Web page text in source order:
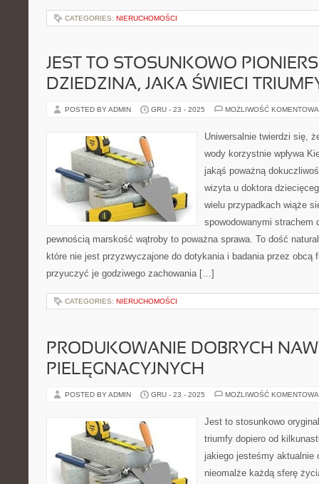
CATEGORIES: NIERUCHOMOŚCI
JEST TO STOSUNKOWO
DZIEDZINA, JAKA ŚWIECI
POSTED BY ADMIN GRU - 23 - 2025 MOŻLIWOŚĆ
Uniwersalnie twierdzi się,
wody korzystnie wpływa
jakąś poważną
wizyta u doktora
wielu przypadkach wiąże
spowodowanymi strachem
pewnością marskość wątroby to poważna sprawa. To dość
które nie jest przyzwyczajone do dotykania i badania przez obcą
przyuczyć je godziwego zachowania […]
CATEGORIES: NIERUCHOMOŚCI
PRODUKOWANIE DOBRYCH
PIELĘGNACYJNYCH
POSTED BY ADMIN GRU - 23 - 2025 MOŻLIWOŚĆ
Jest to stosunkowo
triumfy dopiero od
jakiego jesteśmy aktualnie
nieomalże każdą sferę